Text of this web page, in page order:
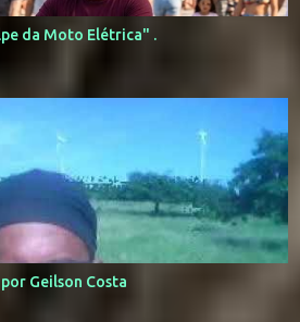
da Moto Elétrica" .
Geilson Costa